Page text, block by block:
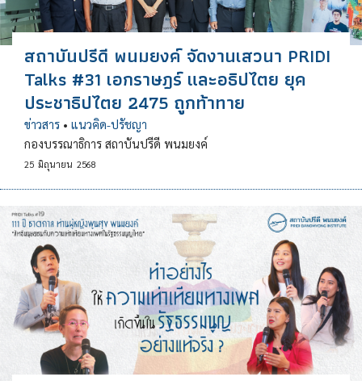
สถาบันปรีดี พนมยงค์ จัดงานเสวนา PRIDI
Talks #31 เอกราษฎร์ และอธิปไตย ยุค
ประชาธิปไตย 2475 ถูกท้าทาย
ข่าวสาร • แนวคิด-ปรัชญา
กองบรรณาธิการ สถาบันปรีดี พนมยงค์
25 มิถุนายน 2568